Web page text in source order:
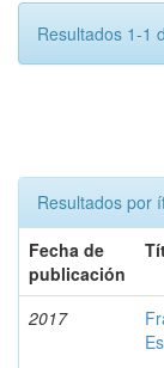
Resultados 1-1
Resultados por
Fecha de
publicación
2017